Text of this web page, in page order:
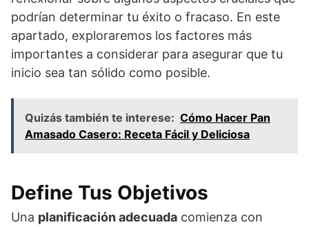
podrían determinar tu éxito o fracaso. En este
apartado, exploraremos los factores más
importantes a considerar para asegurar que tu
inicio sea tan sólido como posible.
Quizás también te interese: Cómo Hacer Pan
Amasado Casero: Receta Fácil y Deliciosa
Define Tus Objetivos
Una planificación adecuada comienza con